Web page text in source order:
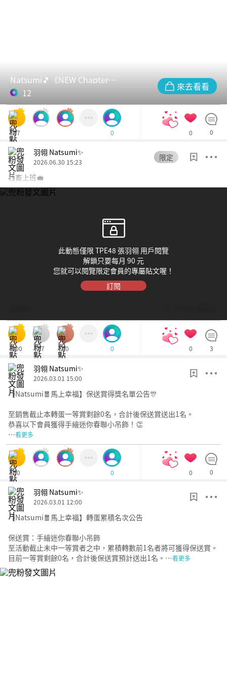
Natsumi🎵《NEW Chapter》演唱會簽票
12
來去看看
77 0 0 0
羽翎 Natsumi✨
2026.06.30 15:23
限定
社畜上班💼
此動態僅限 TPE48 張羽翎 用戶閱覽
解鎖只要每月 90 元
您就可以閱覽限定會員的專屬貼文喔！
訂閱
600 77 70 0 0 3
羽翎 Natsumi✨
2026.03.01 15:00
【Natsumi🧧馬上幸福】保送賞得獎名單公告🎊
至銷售截止本轉蛋一等賞剩餘0名，合計後保送賞送出1名。
恭喜以下會員獲得手繪迷你春聯小吊飾！👏
…看更多
50 0 0 0
羽翎 Natsumi✨
2026.03.01 12:00
【Natsumi🧧馬上幸福】轉蛋累積名次公告
保送賞：手繪迷你春聯小吊飾
至活動截止未中一等賞者之中，累積轉數前1名者將可獲得保送賞。
目前一等賞剩餘0名，合計後保送賞預計送出1名。…看更多